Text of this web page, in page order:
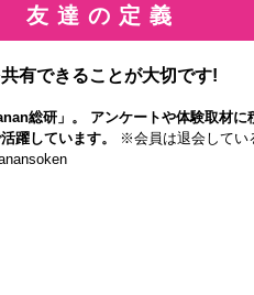
友達の定義
有できることが大切です!
総研」。 アンケートや体験取材に
躍しています。
※会員は退会してい